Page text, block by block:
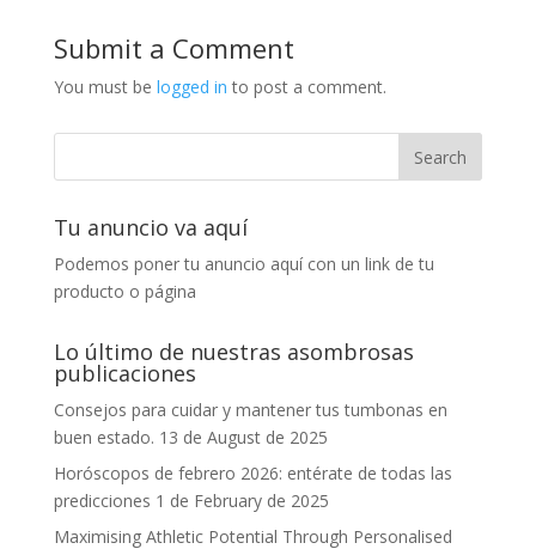
Submit a Comment
You must be logged in to post a comment.
Tu anuncio va aquí
Podemos poner tu anuncio aquí con un link de tu
producto o página
Lo último de nuestras asombrosas
publicaciones
Consejos para cuidar y mantener tus tumbonas en
buen estado. 13 de August de 2025
Horóscopos de febrero 2026: entérate de todas las
predicciones 1 de February de 2025
Maximising Athletic Potential Through Personalised